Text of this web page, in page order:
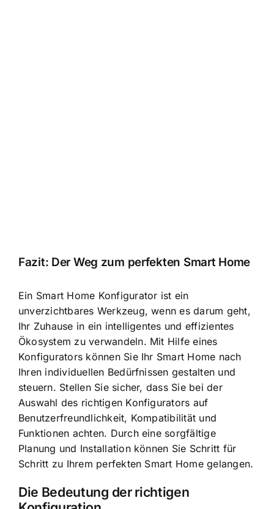
Fazit: Der Weg zum perfekten Smart Home
Ein Smart Home Konfigurator ist ein
unverzichtbares Werkzeug, wenn es darum geht,
Ihr Zuhause in ein intelligentes und effizientes
Ökosystem zu verwandeln. Mit Hilfe eines
Konfigurators können Sie Ihr Smart Home nach
Ihren individuellen Bedürfnissen gestalten und
steuern. Stellen Sie sicher, dass Sie bei der
Auswahl des richtigen Konfigurators auf
Benutzerfreundlichkeit, Kompatibilität und
Funktionen achten. Durch eine sorgfältige
Planung und Installation können Sie Schritt für
Schritt zu Ihrem perfekten Smart Home gelangen.
Die Bedeutung der richtigen